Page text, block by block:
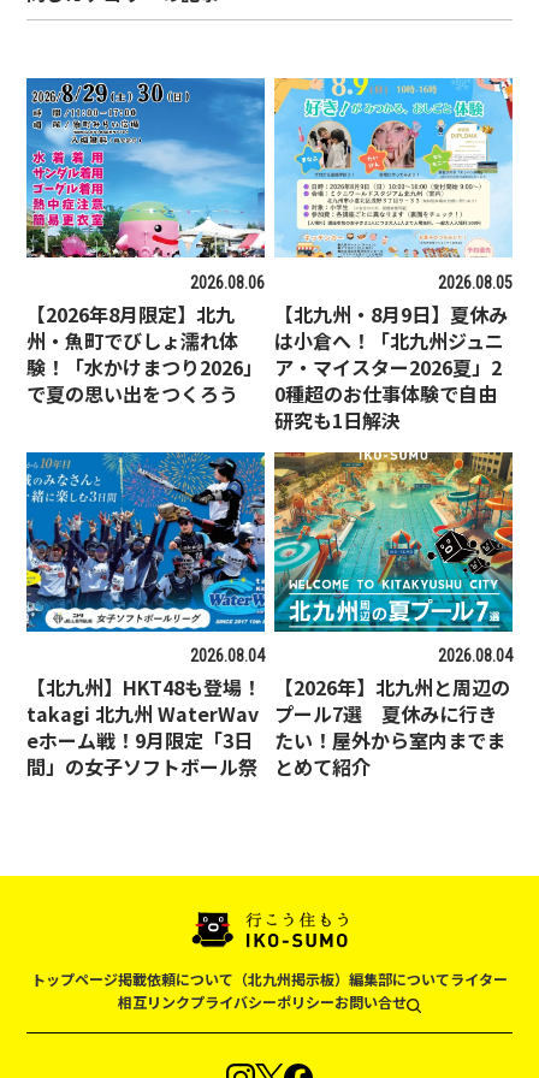
2026.08.06
【2026年8月限定】北九
州・魚町でびしょ濡れ体
験！「水かけまつり2026」
で夏の思い出をつくろう
2026.08.05
【北九州・8月9日】夏休み
は小倉へ！「北九州ジュニ
ア・マイスター2026夏」2
0種超のお仕事体験で自由
研究も1日解決
2026.08.04
【北九州】HKT48も登場！
takagi 北九州 WaterWav
eホーム戦！9月限定「3日
間」の女子ソフトボール祭
2026.08.04
【2026年】北九州と周辺の
プール7選 夏休みに行き
たい！屋外から室内までま
とめて紹介
トップページ掲載依頼について（北九州掲示板） 編集部についてライター
相互リンクプライバシーポリシーお問い合せ